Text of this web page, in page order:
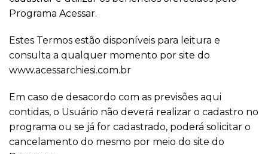
Programa Acessar.
Estes Termos estão disponíveis para leitura e
consulta a qualquer momento por site do
www.acessarchiesi.com.br
Em caso de desacordo com as previsões aqui
contidas, o Usuário não deverá realizar o cadastro no
programa ou se já for cadastrado, poderá solicitar o
cancelamento do mesmo por meio do site do